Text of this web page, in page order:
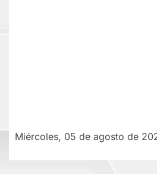
Miércoles, 05 de agosto de